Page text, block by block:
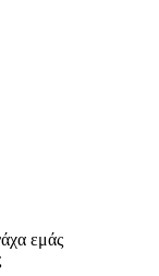
εμάς